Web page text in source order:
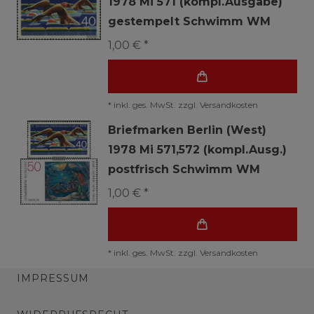
gestempelt Schwimm WM
1,00 € *
* inkl. ges. MwSt. zzgl. Versandkosten
Briefmarken Berlin (West)
1978 Mi 571,572 (kompl.Ausg.)
postfrisch Schwimm WM
1,00 € *
* inkl. ges. MwSt. zzgl. Versandkosten
IMPRESSUM